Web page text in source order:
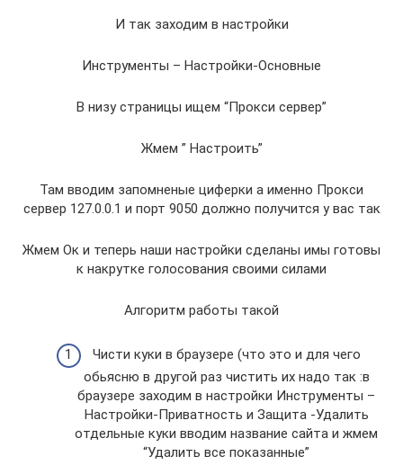
И так заходим в настройки
Инструменты – Настройки-Основные
В низу страницы ищем “Прокси сервер”
Жмем ” Настроить”
Там вводим запомненые циферки а именно Прокси
сервер 127.0.0.1 и порт 9050 должно получится у вас так
Жмем Ок и теперь наши настройки сделаны имы готовы
к накрутке голосования своими силами
Алгоритм работы такой
Чисти куки в браузере (что это и для чего
обьясню в другой раз чистить их надо так :в
браузере заходим в настройки Инструменты –
Настройки-Приватность и Защита -Удалить
отдельные куки вводим название сайта и жмем
“Удалить все показанные”